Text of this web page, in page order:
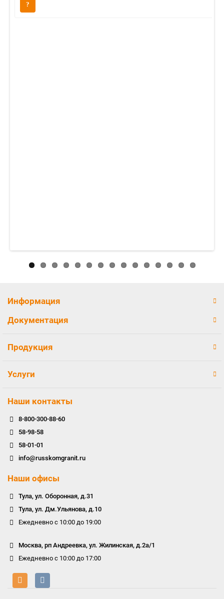
Информация
Документация
Продукция
Услуги
Наши контакты
8-800-300-88-60
58-98-58
58-01-01
info@russkomgranit.ru
Наши офисы
Тула, ул. Оборонная, д.31
Тула, ул. Дм.Ульянова, д.10
Ежедневно с 10:00 до 19:00
Москва, рп Андреевка, ул. Жилинская, д.2а/1
Ежедневно с 10:00 до 17:00